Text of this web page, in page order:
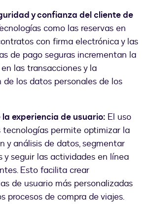
y confianza del cliente de
como las reservas en
con firma electrónica y las
de pago seguras incrementan la
las transacciones y la
de los datos personales de los
la experiencia de usuario: El uso
tecnologías permite optimizar la
y análisis de datos, segmentar
y seguir las actividades en línea
Esto facilita crear
de usuario más personalizadas
procesos de compra de viajes.